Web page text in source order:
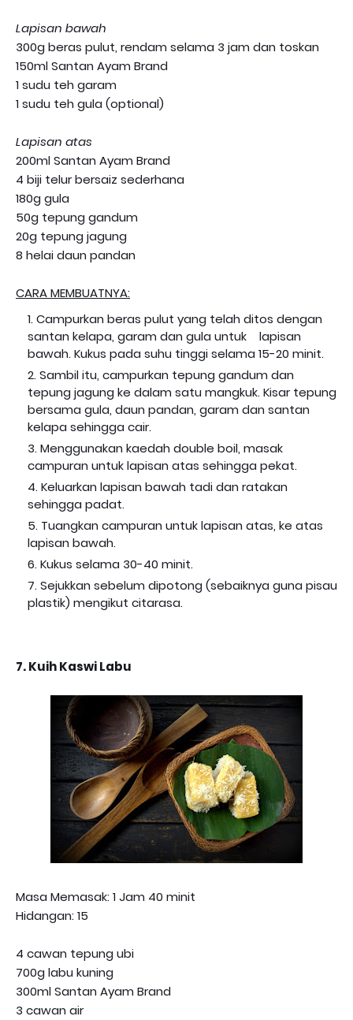
Lapisan bawah
300g beras pulut, rendam selama 3 jam dan toskan
150ml Santan Ayam Brand
1 sudu teh garam
1 sudu teh gula (optional)
Lapisan atas
200ml Santan Ayam Brand
4 biji telur bersaiz sederhana
180g gula
50g tepung gandum
20g tepung jagung
8 helai daun pandan
CARA MEMBUATNYA:
Campurkan beras pulut yang telah ditos dengan
santan kelapa, garam dan gula untuk lapisan
bawah. Kukus pada suhu tinggi selama 15-20 minit.
Sambil itu, campurkan tepung gandum dan
tepung jagung ke dalam satu mangkuk. Kisar tepung
bersama gula, daun pandan, garam dan santan
kelapa sehingga cair.
Menggunakan kaedah double boil, masak
campuran untuk lapisan atas sehingga pekat.
Keluarkan lapisan bawah tadi dan ratakan
sehingga padat.
Tuangkan campuran untuk lapisan atas, ke atas
lapisan bawah.
Kukus selama 30-40 minit.
Sejukkan sebelum dipotong (sebaiknya guna pisau
plastik) mengikut citarasa.
7. Kuih Kaswi Labu
Masa Memasak: 1 Jam 40 minit
Hidangan: 15
4 cawan tepung ubi
700g labu kuning
300ml Santan Ayam Brand
3 cawan air